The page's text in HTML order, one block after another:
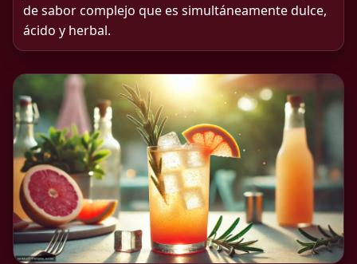
de sabor complejo que es simultáneamente dulce,
ácido y herbal.